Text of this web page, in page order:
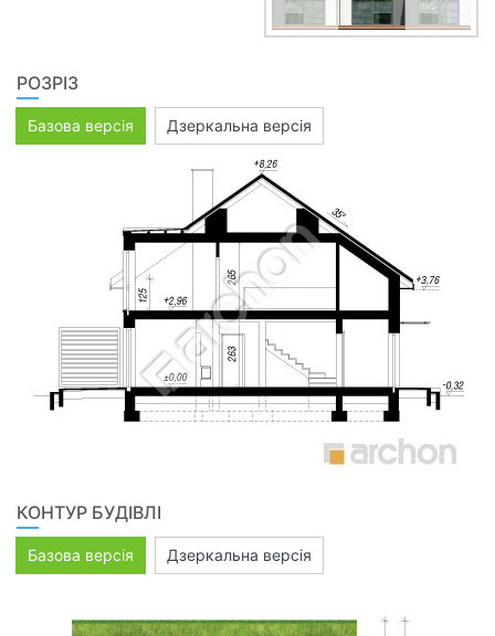
РОЗРІЗ
Базова версія Дзеркальна версія
КОНТУР БУДІВЛІ
Базова версія Дзеркальна версія